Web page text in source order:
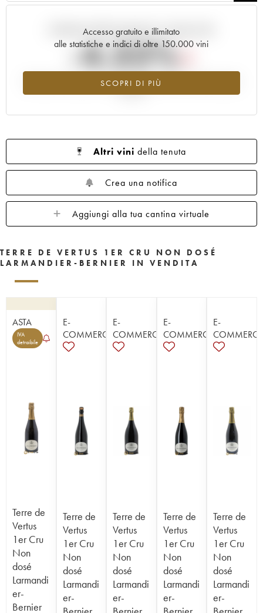
Accesso gratuito e illimitato
alle statistiche e indici di oltre 150.000 vini
SCOPRI DI PIÙ
Andamento della quotazione in tempo reale
-4.32%
Tendenza al ribasso per il valore dell'annata 2013 nel 2026 rispetto
Altri vini della tenuta
Crea una notifica
Aggiungi alla tua cantina virtuale
TERRE DE VERTUS 1ER CRU NON DOSÉ
LARMANDIER-BERNIER IN VENDITA
ASTA
IVA
detraibile
Terre de
Vertus
1er Cru
Non
dosé
Larmandi
er-
Bernier
E-
COMMERCE
Terre de
Vertus
1er Cru
Non
dosé
Larmandi
er-
E-
COMMERCE
Terre de
Vertus
1er Cru
Non
dosé
Larmandi
er-
E-
COMMERCE
Terre de
Vertus
1er Cru
Non
dosé
Larmandi
er-
E-
COMMERCE
Terre de
Vertus
1er Cru
Non
dosé
Larmandi
er-